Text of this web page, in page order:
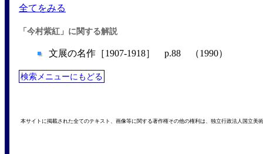
全てをみる
「今村紫紅」に関する解説
文展の名作［1907-1918］ p.88 （1990）
検索メニューにもどる
本サイトに掲載された全てのテキスト、画像等に関する著作権その他の権利は、独立行政法人国立